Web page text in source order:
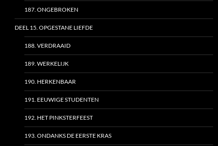
187. ONGEBROKEN
DEEL 15. OPGESTANE LIEFDE
188. VERDRAAID
189. WERKELIJK
190. HERKENBAAR
191. EEUWIGE STUDENTEN
192. HET PINKSTERFEEST
193. ONDANKS DE EERSTE KRAS